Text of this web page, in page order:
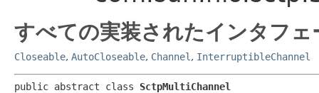
すべての実装されたインタフ
Closeable, AutoCloseable, Channel , InterruptibleChannel
public abstract class SctpMultiChannel